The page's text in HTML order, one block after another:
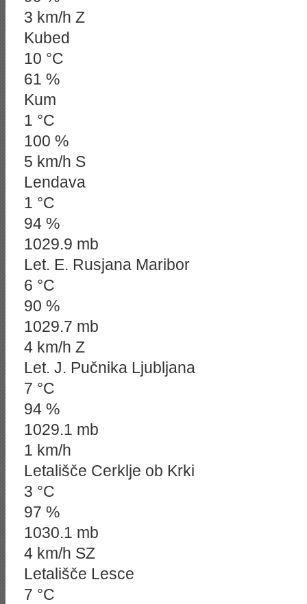
3 km/h Z
Kubed
10 °C
61 %
Kum
1 °C
100 %
5 km/h S
Lendava
1 °C
94 %
1029.9 mb
Let. E. Rusjana Maribor
6 °C
90 %
1029.7 mb
4 km/h Z
Let. J. Pučnika Ljubljana
7 °C
94 %
1029.1 mb
1 km/h
Letališče Cerklje ob Krki
3 °C
97 %
1030.1 mb
4 km/h SZ
Letališče Lesce
7 °C